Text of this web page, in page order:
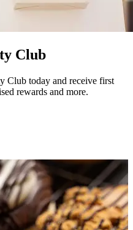
Club
Club today and receive first
rewards and more.